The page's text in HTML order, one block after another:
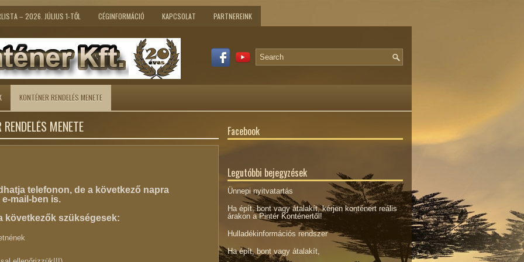
– 2026. JÚLIUS 1-TŐL CÉGINFORMÁCIÓ KAPCSOLAT PARTNEREINK
KONTÉNER RENDELÉS MENETE
MENETE
telefonon, de a következő napra
mail-ben is.
következők szükségesek:
Facebook
Legutóbbi bejegyzések
Ünnepi nyitvatartás
Ha épít, bont vagy átalakít, kérjen konténert reális
árakon a Pintér Konténertől!
Hulladékinformációs rendszer
Ha épít, bont vagy átalakít,